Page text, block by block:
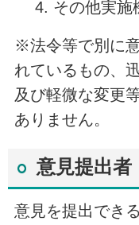
その他実施
※法令等で別に
れているもの、
及び軽微な変更
ありません。
意見提出者
意見を提出でき